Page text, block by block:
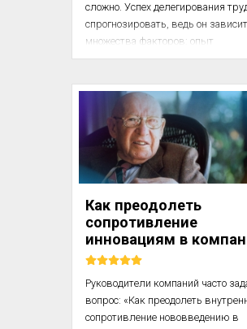
сложно. Успех делегирования
спрогнозировать, ведь он
множества факторов: опыт
руководителя и сотрудника,
мотивации и т.д. Так
думают многие. Задачи этой
помочь читателю разобраться с
управленческой суетой и
проще выбирать инструменты,
повысят эффективность
Смотрите видеоверсию этого
на канале конференций
«Ливрезон»
Де...
Как преодолеть
сопротивление
инновациям в
Руководители компаний часто
вопрос: «Как преодолеть
сопротивление нововведению в